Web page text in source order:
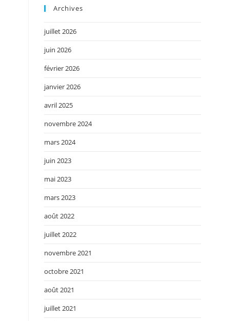
Archives
juillet 2026
juin 2026
février 2026
janvier 2026
avril 2025
novembre 2024
mars 2024
juin 2023
mai 2023
mars 2023
août 2022
juillet 2022
novembre 2021
octobre 2021
août 2021
juillet 2021